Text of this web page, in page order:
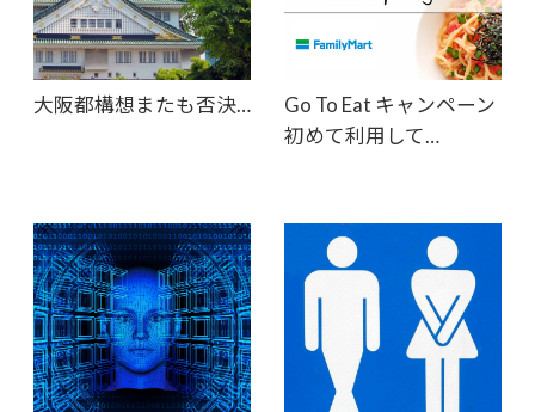
大阪都構想またも否決…
Go To Eat キャンペーン
初めて利用して…